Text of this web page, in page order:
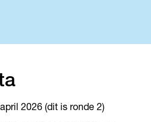
2026 (dit is ronde 2)